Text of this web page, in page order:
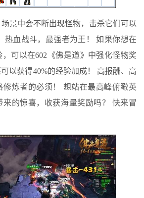
景中会不断出现怪物，击杀它们可以
热血战斗，最强者为王！ 如果你想在
可以在602《佛是道》中强化怪物奖
以获得40%的经验加成！ 高报酬、高
修炼者的必须！ 想站在最高峰俯瞰英
来的惊喜，收获海量奖励吗？ 快来冒